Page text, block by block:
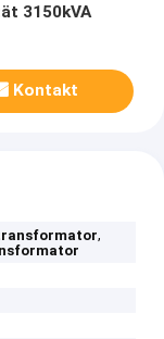
3150kVA
Kontakt
,